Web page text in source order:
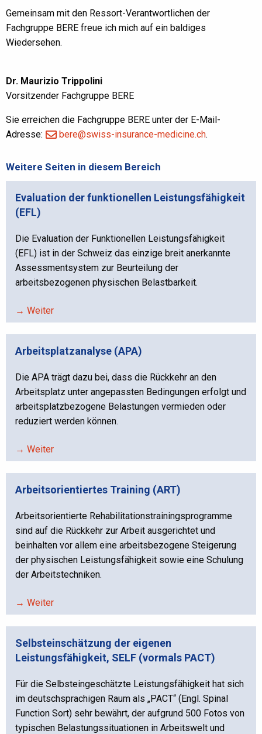
Gemeinsam mit den Ressort-Verantwortlichen der
Fachgruppe BERE freue ich mich auf ein baldiges
Wiedersehen.
Dr. Maurizio Trippolini
Vorsitzender Fachgruppe BERE
Sie erreichen die Fachgruppe BERE unter der E-Mail-
Adresse:
bere@swiss-insurance-medicine.ch.
Weitere Seiten in diesem Bereich
Evaluation der funktionellen Leistungsfähigkeit
(EFL)
Die Evaluation der Funktionellen Leistungsfähigkeit
(EFL) ist in der Schweiz das einzige breit anerkannte
Assessmentsystem zur Beurteilung der
arbeitsbezogenen physischen Belastbarkeit.
→ Weiter
Arbeitsplatzanalyse (APA)
Die APA trägt dazu bei, dass die Rückkehr an den
Arbeitsplatz unter angepassten Bedingungen erfolgt und
arbeitsplatzbezogene Belastungen vermieden oder
reduziert werden können.
→ Weiter
Arbeitsorientiertes Training (ART)
Arbeitsorientierte Rehabilitationstrainingsprogramme
sind auf die Rückkehr zur Arbeit ausgerichtet und
beinhalten vor allem eine arbeitsbezogene Steigerung
der physischen Leistungsfähigkeit sowie eine Schulung
der Arbeitstechniken.
→ Weiter
Selbsteinschätzung der eigenen
Leistungsfähigkeit, SELF (vormals PACT)
Für die Selbsteingeschätzte Leistungsfähigkeit hat sich
im deutschsprachigen Raum als „PACT“ (Engl. Spinal
Function Sort) sehr bewährt, der aufgrund 500 Fotos von
typischen Belastungssituationen in Arbeitswelt und